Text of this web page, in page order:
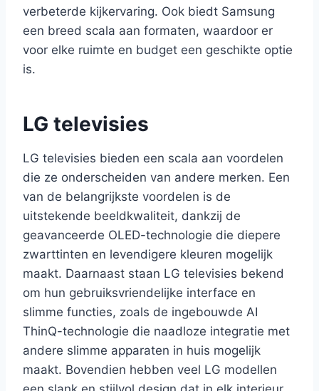
verbeterde kijkervaring. Ook biedt Samsung
een breed scala aan formaten, waardoor er
voor elke ruimte en budget een geschikte optie
is.
LG televisies
LG televisies bieden een scala aan voordelen
die ze onderscheiden van andere merken. Een
van de belangrijkste voordelen is de
uitstekende beeldkwaliteit, dankzij de
geavanceerde OLED-technologie die diepere
zwarttinten en levendigere kleuren mogelijk
maakt. Daarnaast staan LG televisies bekend
om hun gebruiksvriendelijke interface en
slimme functies, zoals de ingebouwde AI
ThinQ-technologie die naadloze integratie met
andere slimme apparaten in huis mogelijk
maakt. Bovendien hebben veel LG modellen